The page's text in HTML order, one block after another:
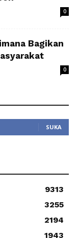
0
Bagikan
0
SUKA
9313
3255
2194
1943